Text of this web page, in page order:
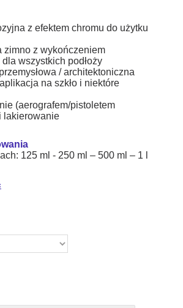
z efektem chromu do użytku
zimno z wykończeniem
wszystkich podłoży
/ architektoniczna
na szkło i niektóre
(aerografem/pistoletem
lakierowanie
125 ml - 250 ml – 500 ml – 1 l